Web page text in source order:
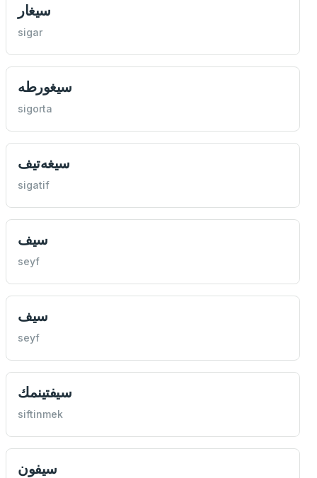
سيغار
sigar
سيغورطه
sigorta
سيغه‌تيف
sigatif
سيف
seyf
سيف
seyf
سيفتينمك
siftinmek
سيفون